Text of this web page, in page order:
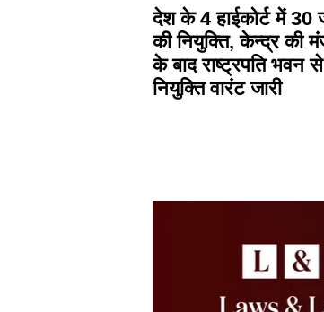
देश के 4 हाईकोर्ट में 30
की नियुक्ति, केन्द्र की
के बाद राष्ट्रपति भवन से
नियुक्ति वारंट जारी